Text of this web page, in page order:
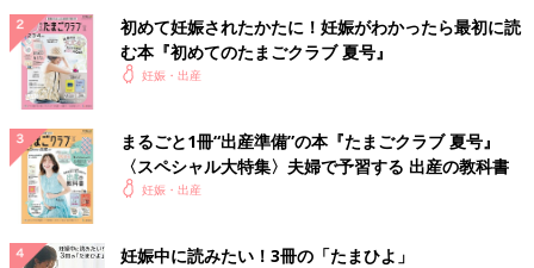
初めて妊娠されたかたに！妊娠がわかったら最初に読
む本『初めてのたまごクラブ 夏号』
妊娠・出産
まるごと1冊“出産準備”の本『たまごクラブ 夏号』
〈スペシャル大特集〉夫婦で予習する 出産の教科書
妊娠・出産
妊娠中に読みたい！3冊の「たまひよ」